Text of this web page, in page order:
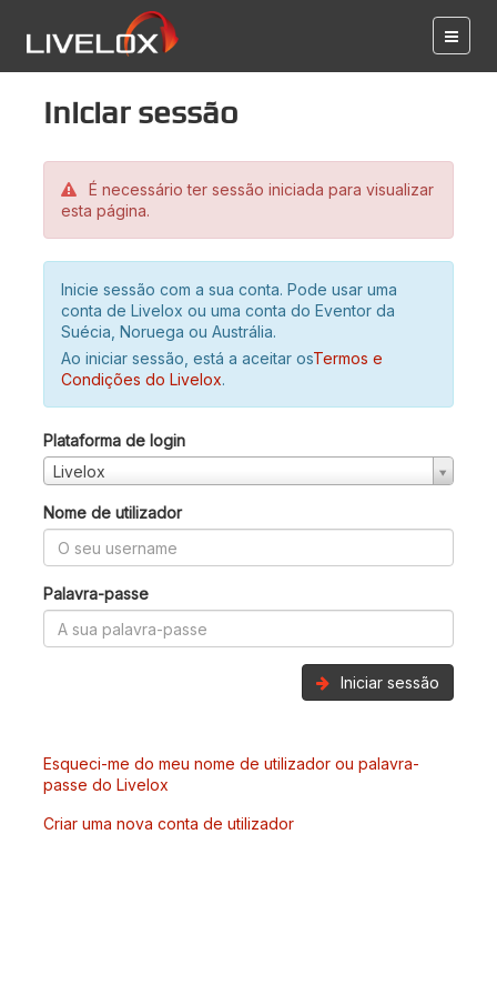
Iniciar sessão
É necessário ter sessão iniciada para visualizar
esta página.
Inicie sessão com a sua conta. Pode usar uma
conta de Livelox ou uma conta do Eventor da
Suécia, Noruega ou Austrália.
Ao iniciar sessão, está a aceitar osTermos e
Condições do Livelox.
Plataforma de login
Livelox
Nome de utilizador
Palavra-passe
Iniciar sessão
Esqueci-me do meu nome de utilizador ou palavra-
passe do Livelox
Criar uma nova conta de utilizador